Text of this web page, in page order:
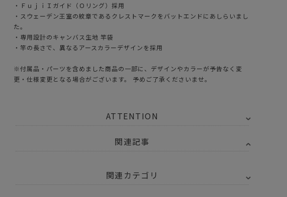
・ＦｕｊｉＩガイド（Ｏリング）採用
・スウェーデン王室の紋章であるクレストマークをバットエンドにあしらいまし
た。
・専用設計のキャンバス生地 竿袋
・竿の長さで、異なるアースカラーデザインを採用
※付属品・パーツを含めました商品の一部に、デザインやカラーが予告なく変
更・仕様変更となる場合がございます。 予めご了承くださいませ。
ATTENTION
関連記事
関連カテゴリ